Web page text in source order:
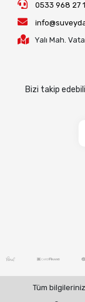
0533 968 27
Yalı Mah.
Bizi takip
Tüm